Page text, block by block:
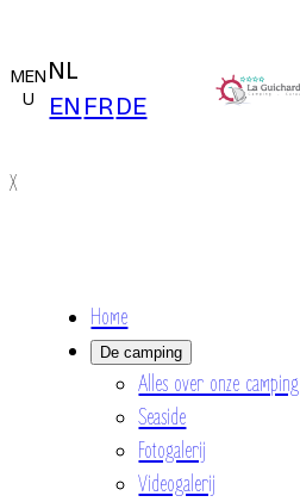
MEN
U
NL
EN FRDE
X
Home
De camping
Alles over onze camping
Seaside
Fotogalerij
Videogalerij